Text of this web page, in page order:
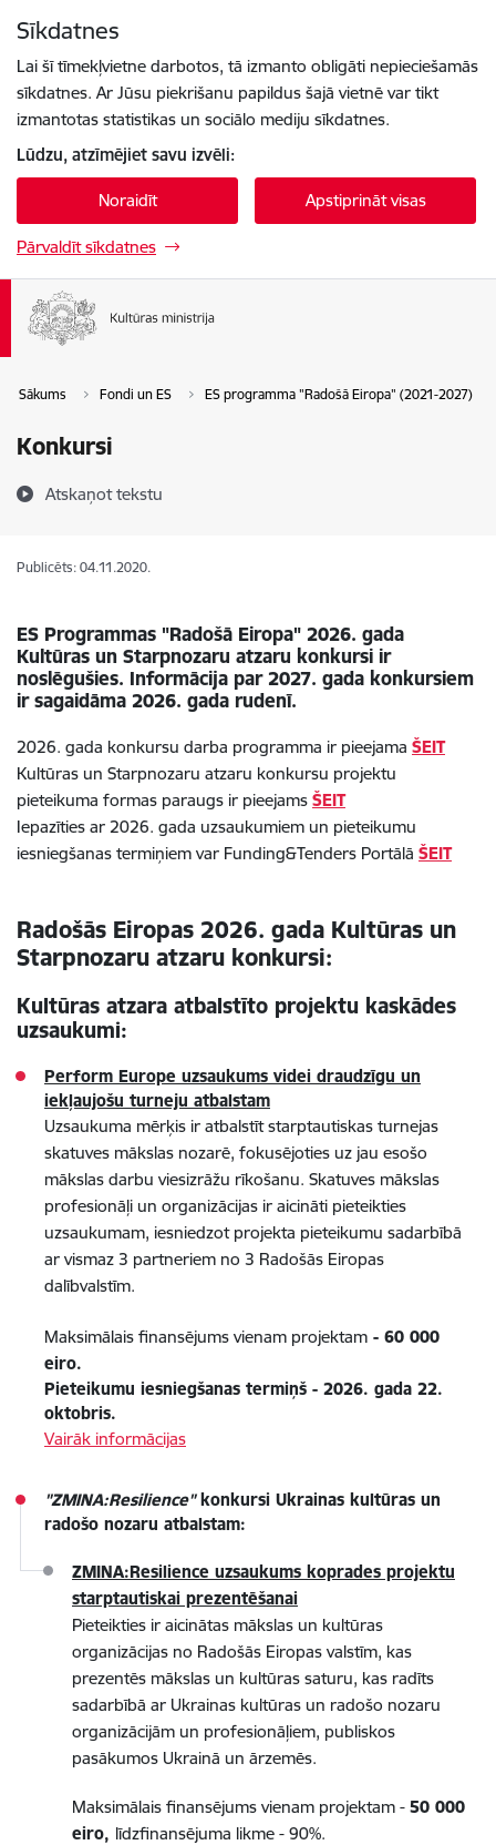
Sīkdatnes
Lai šī tīmekļvietne darbotos, tā izmanto obligāti nepieciešamās
sīkdatnes. Ar Jūsu piekrišanu papildus šajā vietnē var tikt
izmantotas statistikas un sociālo mediju sīkdatnes.
Lūdzu, atzīmējiet savu izvēli:
Noraidīt Apstiprināt visas
Pārvaldīt sīkdatnes
Sākums Fondi un ES ES programma "Radošā Eiropa" (2021-2027)
Konkursi
Atskaņot tekstu
Publicēts: 04.11.2020.
ES Programmas "Radošā Eiropa" 2026. gada
Kultūras un Starpnozaru atzaru konkursi ir
noslēgušies. Informācija par 2027. gada konkursiem
ir sagaidāma 2026. gada rudenī.
2026. gada konkursu darba programma ir pieejama ŠEIT
Kultūras un Starpnozaru atzaru konkursu projektu
pieteikuma formas paraugs ir pieejams ŠEIT
Iepazīties ar 2026. gada uzsaukumiem un pieteikumu
iesniegšanas termiņiem var Funding&Tenders Portālā ŠEIT
Radošās Eiropas 2026. gada Kultūras un
Starpnozaru atzaru konkursi:
Kultūras atzara atbalstīto projektu kaskādes
uzsaukumi:
Perform Europe uzsaukums videi draudzīgu un
iekļaujošu turneju atbalstam
Uzsaukuma mērķis ir atbalstīt starptautiskas turnejas
skatuves mākslas nozarē, fokusējoties uz jau esošo
mākslas darbu viesizrāžu rīkošanu. Skatuves mākslas
profesionāļi un organizācijas ir aicināti pieteikties
uzsaukumam, iesniedzot projekta pieteikumu sadarbībā
ar vismaz 3 partneriem no 3 Radošās Eiropas
dalībvalstīm.
Maksimālais finansējums vienam projektam - 60 000
eiro.
Pieteikumu iesniegšanas termiņš - 2026. gada 22.
oktobris.
Vairāk informācijas
"ZMINA:Resilience"konkursi Ukrainas kultūras un
radošo nozaru atbalstam:
ZMINA:Resilience uzsaukums koprades projektu
starptautiskai prezentēšanai
Pieteikties ir aicinātas mākslas un kultūras
organizācijas no Radošās Eiropas valstīm, kas
prezentēs mākslas un kultūras saturu, kas radīts
sadarbībā ar Ukrainas kultūras un radošo nozaru
organizācijām un profesionāļiem, publiskos
pasākumos Ukrainā un ārzemēs.
Maksimālais finansējums vienam projektam - 50 000
eiro, līdzfinansējuma likme - 90%.